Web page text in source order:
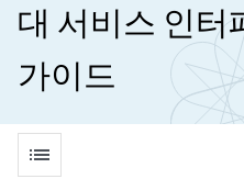
대 서비스 인터
가이드
list